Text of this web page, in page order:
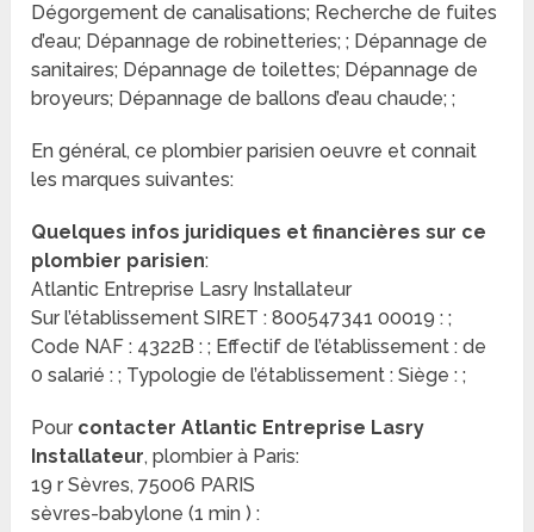
Dégorgement de canalisations; Recherche de fuites
d’eau; Dépannage de robinetteries; ; Dépannage de
sanitaires; Dépannage de toilettes; Dépannage de
broyeurs; Dépannage de ballons d’eau chaude; ;
En général, ce plombier parisien oeuvre et connait
les marques suivantes:
Quelques infos juridiques et financières sur ce
plombier parisien:
Atlantic Entreprise Lasry Installateur
Sur l’établissement SIRET : 800547341 00019 : ;
Code NAF : 4322B : ; Effectif de l’établissement : de
0 salarié : ; Typologie de l’établissement : Siège : ;
Pour contacter Atlantic Entreprise Lasry
Installateur, plombier à Paris:
19 r Sèvres, 75006 PARIS
sèvres-babylone (1 min ) :